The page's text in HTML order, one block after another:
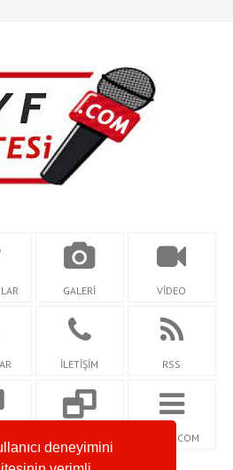
deneyimini
GALERİ VİDEO
İLETİŞİM RSS
OM
NETİDİ.COM